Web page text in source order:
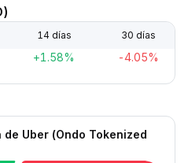
14 días 30 días
+1.58% -4.05%
Uber (Ondo Tokenized